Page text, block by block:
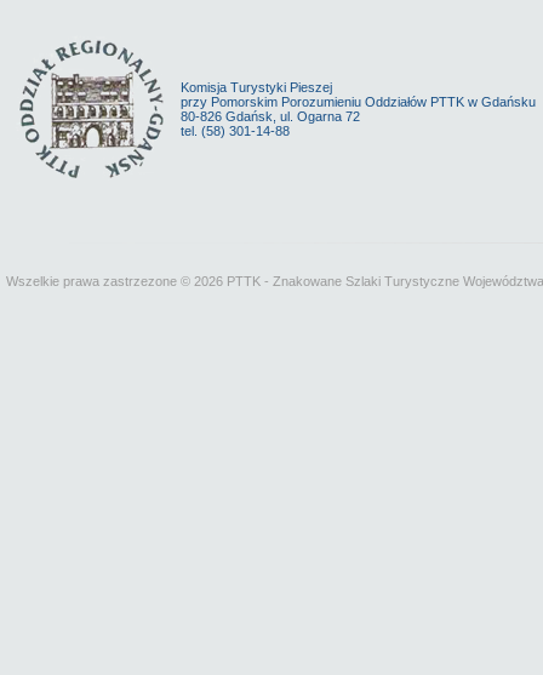
Komisja Turystyki Pieszej
przy Pomorskim Porozumieniu Oddziałów PTTK w Gdańsku
80-826 Gdańsk, ul. Ogarna 72
tel. (58) 301-14-88
Wszelkie prawa zastrzezone © 2026 PTTK - Znakowane Szlaki Turystyczne